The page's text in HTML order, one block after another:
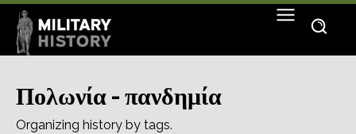
Πολωνία - πανδημία
Organizing history by tags.